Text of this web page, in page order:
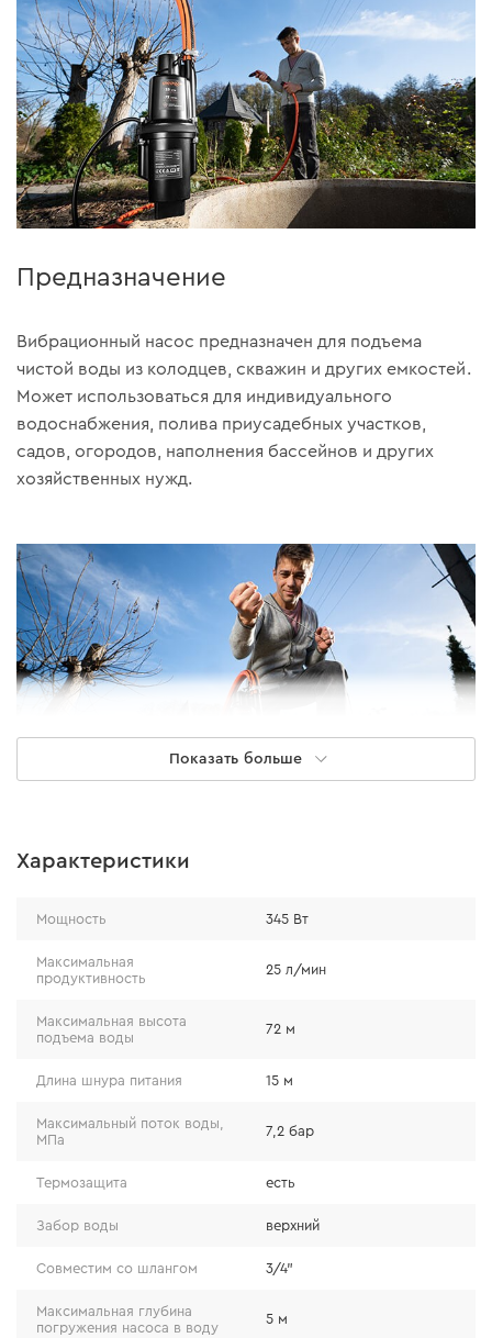
Предназначение
Вибрационный насос предназначен для подъема
чистой воды из колодцев, скважин и других емкостей.
Может использоваться для индивидуального
водоснабжения, полива приусадебных участков,
садов, огородов, наполнения бассейнов и других
хозяйственных нужд.
Особенности
максимальная высота подачи воды: 72 м
максимальное давление: 7,2 бар
максимальная производительность насоса: 25 л/
мин
длина сетевого кабеля: 15 м
попадания в систему насоса грязных частиц
позволяют использовать насос даже в
Показать больше
Характеристики
Мощность 345 Вт
Максимальная
продуктивность
25 л/мин
Максимальная высота
подъема воды
72 м
Длина шнура питания 15 м
Максимальный поток воды,
МПа
7,2 бар
Термозащита есть
Забор воды верхний
Совместим со шлангом 3/4"
Максимальная глубина
погружения насоса в воду
5 м